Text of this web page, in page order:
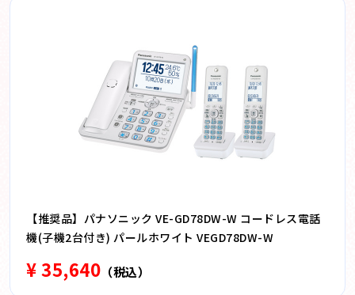
【推奨品】パナソニック VE-GD78DW-W コードレス電話
機(子機2台付き) パールホワイト VEGD78DW-W
¥ 35,640 （税込）